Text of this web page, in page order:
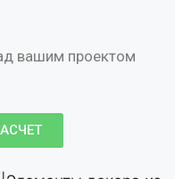
вашим проектом